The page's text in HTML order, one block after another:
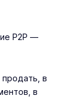
P2P —
в
в